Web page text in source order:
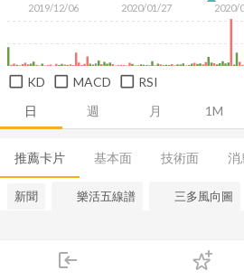
login
下單
日 週 月 1M
2019/12/06 2020/01/27 2020/
KD MACD RSI
推薦卡片 基本面 技術面 消
新聞 樂活五線譜 三多風向圖